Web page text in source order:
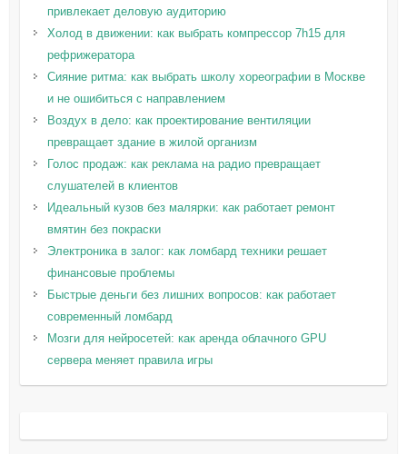
привлекает деловую аудиторию
Холод в движении: как выбрать компрессор 7h15 для
рефрижератора
Сияние ритма: как выбрать школу хореографии в Москве
и не ошибиться с направлением
Воздух в дело: как проектирование вентиляции
превращает здание в жилой организм
Голос продаж: как реклама на радио превращает
слушателей в клиентов
Идеальный кузов без малярки: как работает ремонт
вмятин без покраски
Электроника в залог: как ломбард техники решает
финансовые проблемы
Быстрые деньги без лишних вопросов: как работает
современный ломбард
Мозги для нейросетей: как аренда облачного GPU
сервера меняет правила игры